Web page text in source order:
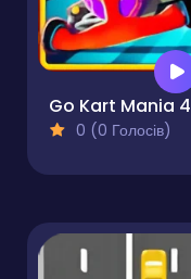
Go Kart Mania 4
0 (0 Голосів)